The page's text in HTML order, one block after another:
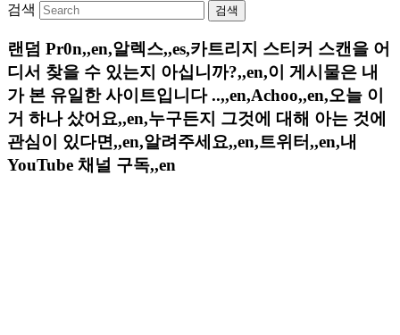
검색
랜덤 Pr0n,,en,알렉스,,es,카트리지 스티커 스캔을 어
디서 찾을 수 있는지 아십니까?,,en,이 게시물은 내
가 본 유일한 사이트입니다 ..,,en,Achoo,,en,오늘 이
거 하나 샀어요,,en,누구든지 그것에 대해 아는 것에
관심이 있다면,,en,알려주세요,,en,트위터,,en,내
YouTube 채널 구독,,en